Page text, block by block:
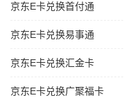
京东E卡兑换首付通
京东E卡兑换易事通
京东E卡兑换汇金卡
京东E卡兑换广聚福卡